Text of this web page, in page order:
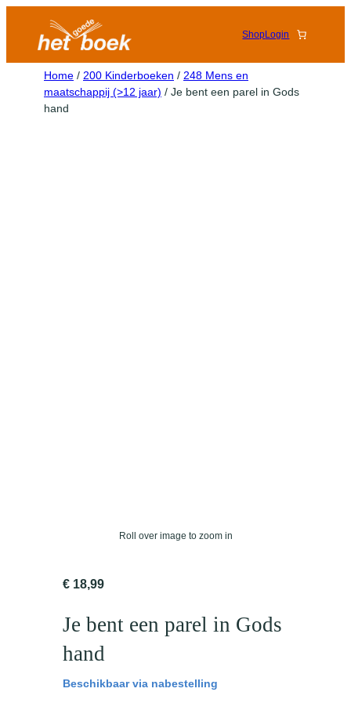
ShopLogin
Home / 200 Kinderboeken / 248 Mens en
maatschappij (>12 jaar) / Je bent een parel in Gods
hand
Roll over image to zoom in
€ 18,99
Je bent een parel in Gods
hand
Beschikbaar via nabestelling